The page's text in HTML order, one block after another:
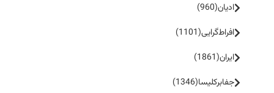
ادیان(960)
افراط‌گرایی(1101)
ایران(1861)
جفا‌بر‌کلیسا(1346)